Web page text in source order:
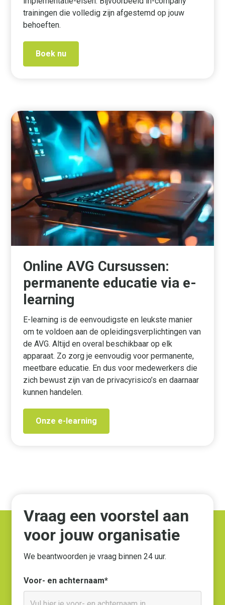
trainingen die volledig zijn afgestemd op jouw
behoeften.
Boek nu
Online AVG Cursussen:
permanente educatie via e-
learning
E-learning is de eenvoudigste en leukste manier
om te voldoen aan de opleidingsverplichtingen van
de AVG. Altijd en overal beschikbaar op elk
apparaat. Zo zorg je eenvoudig voor permanente,
meetbare educatie. En dus voor medewerkers die
zich bewust zijn van de privacyrisico’s en daarnaar
kunnen handelen.
Onze e-learning
Vraag een voorstel aan
voor jouw organisatie
We beantwoorden je vraag binnen 24 uur.
Voor- en achternaam*